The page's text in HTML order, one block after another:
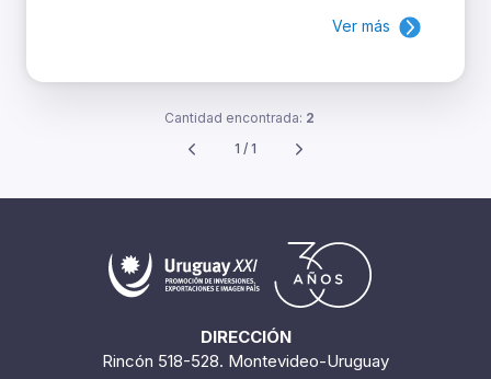
Ver más
Cantidad encontrada: 2
1 / 1
DIRECCIÓN
Rincón 518-528. Montevideo-Uruguay